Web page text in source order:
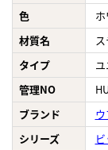
色
材質名
タイプ
管理NO
ブランド
シリーズ